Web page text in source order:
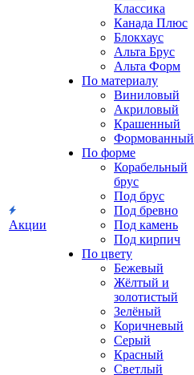
Акции
Классика
Канада Плюс
Блокхаус
Альта Брус
Альта Форм
По материалу
Виниловый
Акриловый
Крашенный
Формованный
По форме
Корабельный
брус
Под брус
Под бревно
Под камень
Под кирпич
По цвету
Бежевый
Жёлтый и
золотистый
Зелёный
Коричневый
Серый
Красный
Светлый